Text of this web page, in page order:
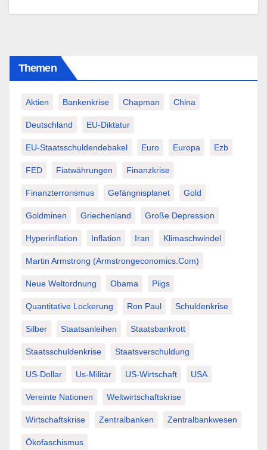
Themen
Aktien Bankenkrise Chapman China
Deutschland EU-Diktatur
EU-Staatsschuldendebakel Euro Europa Ezb
FED Fiatwährungen Finanzkrise
Finanzterrorismus Gefängnisplanet Gold
Goldminen Griechenland Große Depression
Hyperinflation Inflation Iran Klimaschwindel
Martin Armstrong (Armstrongeconomics.com)
Neue Weltordnung Obama Piigs
Quantitative Lockerung Ron Paul Schuldenkrise
Silber Staatsanleihen Staatsbankrott
Staatsschuldenkrise Staatsverschuldung
US-Dollar Us-Militär US-Wirtschaft USA
Vereinte Nationen Weltwirtschaftskrise
Wirtschaftskrise Zentralbanken Zentralbankwesen
Ökofaschismus